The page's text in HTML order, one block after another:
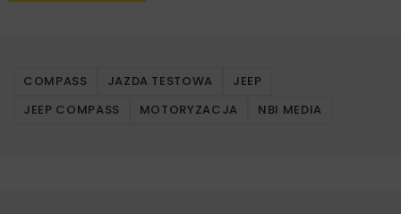
COMPASS JAZDA TESTOWA
JEEP
JEEP COMPASS
MOTORYZACJA NBI MEDIA